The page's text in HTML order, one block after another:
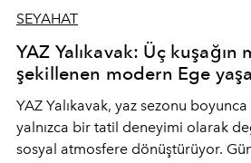
SEYAHAT
YAZ Yalıkavak: Üç kuşağın
şekillenen modern Ege
YAZ Yalıkavak, yaz sezonu
yalnızca bir tatil deneyimi olarak
sosyal atmosfere dönüştürüyor.